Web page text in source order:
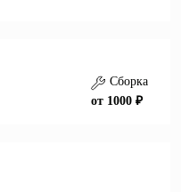
Сборка
от 1000 ₽